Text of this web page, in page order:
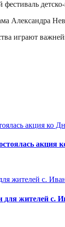
Александра
играют
акция
для жителей с.